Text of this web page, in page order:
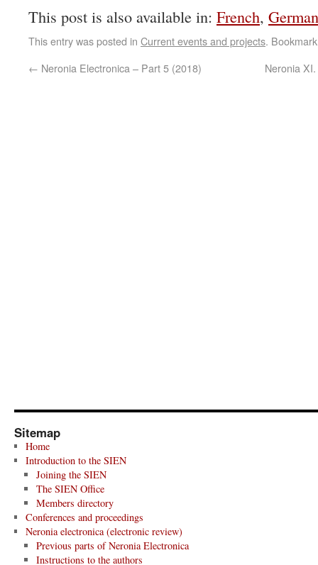
This post is also available in: French, German
This entry was posted in Current events and projects.
← Neronia Electronica – Part 5 (2018) Neronia
Sitemap
Home
Introduction to the SIEN
Joining the SIEN
The SIEN Office
Members directory
Conferences and proceedings
Neronia electronica (electronic review)
Previous parts of Neronia Electronica
Instructions to the authors